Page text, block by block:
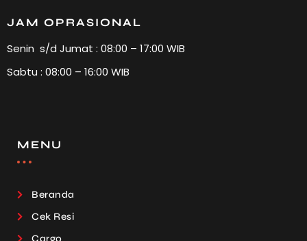
JAM OPRASIONAL
Senin s/d Jumat : 08:00 – 17:00 WIB
Sabtu : 08:00 – 16:00 WIB
MENU
Beranda
Cek Resi
Cargo